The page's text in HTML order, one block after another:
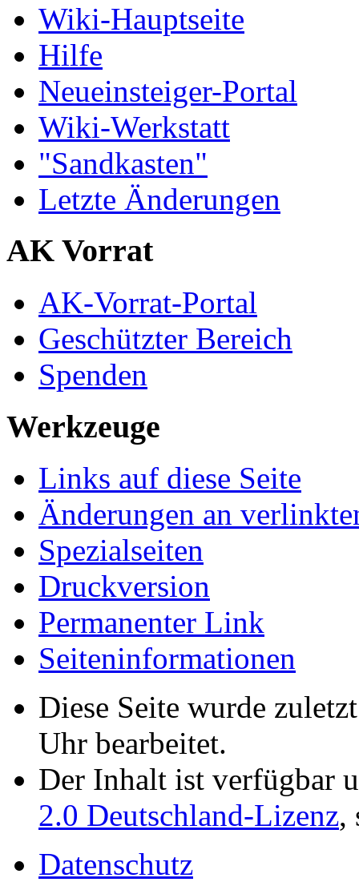
Wiki-Hauptseite
Hilfe
Neueinsteiger-Portal
Wiki-Werkstatt
"Sandkasten"
Letzte Änderungen
AK Vorrat
AK-Vorrat-Portal
Geschützter Bereich
Spenden
Werkzeuge
Links auf diese Seite
Änderungen an
Spezialseiten
Druckversion
Permanenter Link
Seiten­­informationen
Diese Seite wurde
Uhr bearbeitet.
Der Inhalt ist verfügbar
2.0 Deutschland-Lizenz,
Datenschutz